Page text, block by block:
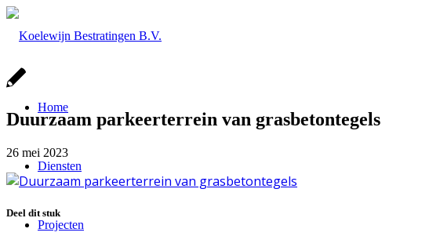
Home
Diensten
Projecten
Duurzaam parkeerterrein van grasbetontegels
26 mei 2023
Deel dit stuk